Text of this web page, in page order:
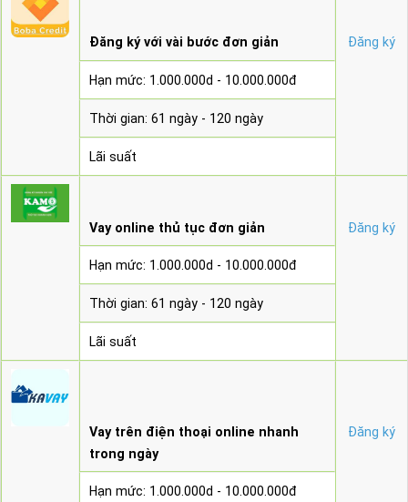
Đăng ký với vài bước đơn giản Đăng ký
Hạn mức: 1.000.000d - 10.000.000đ
Thời gian: 61 ngày - 120 ngày
Lãi suất
Vay online thủ tục đơn giản Đăng ký
Hạn mức: 1.000.000d - 10.000.000đ
Thời gian: 61 ngày - 120 ngày
Lãi suất
Vay trên điện thoại online nhanh
trong ngày
Đăng ký
Hạn mức: 1.000.000d - 10.000.000đ